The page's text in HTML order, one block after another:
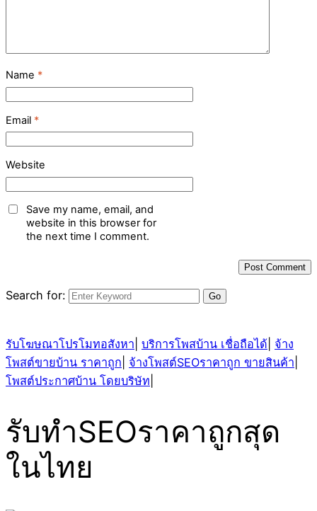
Name *
Email *
Website
Save my name, email, and
website in this browser for
the next time I comment.
Search for:
รับโฆษณาโปรโมทอสังหา บริการโพสบ้าน เชื่อถือได้ จ้าง
โพสต์ขายบ้าน ราคาถูก จ้างโพสต์SEOราคาถูก ขายสินค้า
โพสต์ประกาศบ้าน โดยบริษัท
รับทำSEOราคาถูกสุด
ในไทย